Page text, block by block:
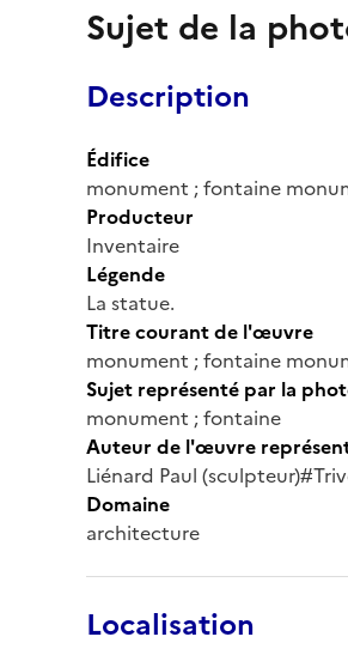
Sujet de la
Description
Édifice
monument ; fontaine
Producteur
Inventaire
Légende
La statue.
Titre courant de l'œuvre
monument ; fontaine
Sujet représenté par la
monument ; fontaine
Auteur de l'œuvre
Liénard Paul
Domaine
architecture
Localisation